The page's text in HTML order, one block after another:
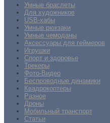
Умные браслеты
Для художников
USB-хабы
Умные рюкзаки
Умные чемоданы
Аксессуары для геймеров
Игрушки
Спорт и здоровье
Трекеры
Фото-Видео
Беспроводные динамики
Квадрокоптеры
Разное
Дроны
Мобильный транспорт
Статьи